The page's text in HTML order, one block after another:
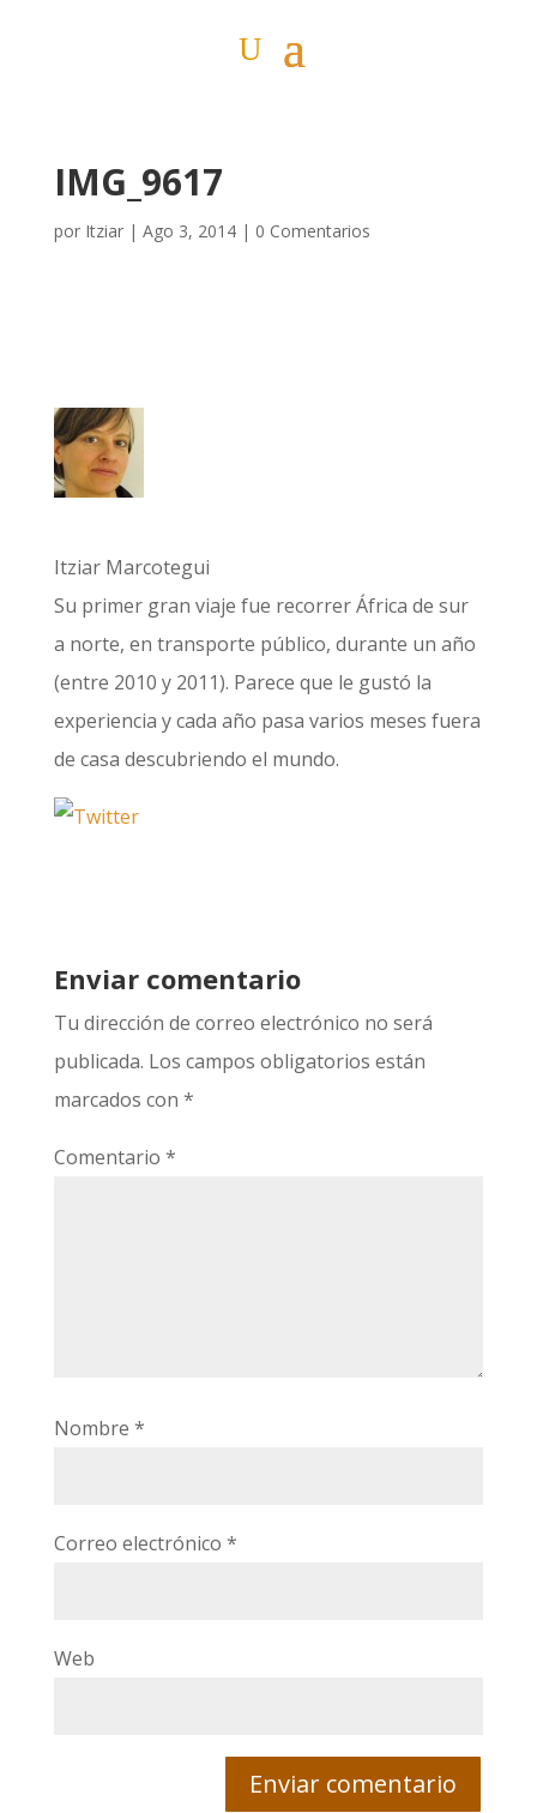
IMG_9617
por Itziar| Ago 3, 2014| 0 Comentarios
Itziar Marcotegui
Su primer gran viaje fue recorrer África de sur
a norte, en transporte público, durante un año
(entre 2010 y 2011). Parece que le gustó la
experiencia y cada año pasa varios meses fuera
de casa descubriendo el mundo.
Enviar comentario
Tu dirección de correo electrónico no será
publicada. Los campos obligatorios están
marcados con *
Comentario *
Nombre *
Correo electrónico *
Web